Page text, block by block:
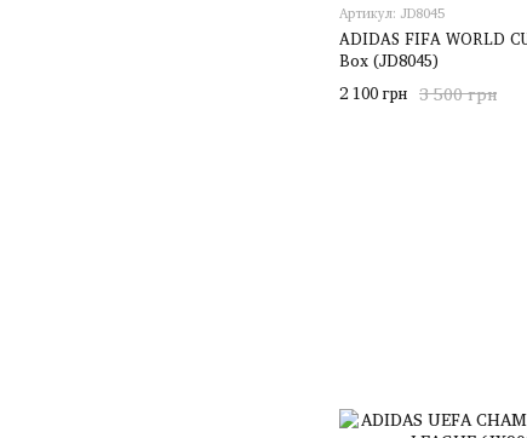
Артикул: JD8045
ADIDAS FIFA WORLD
Box (JD8045)
3 500 грн
2 100 грн